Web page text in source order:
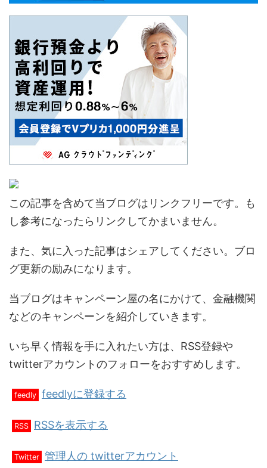
この記事を含めて当ブログはリンクフリーです。も
し参考になったらリンクしてかまいません。
また、気に入った記事はシェアしてください。ブロ
グ更新の励みになります。
当ブログはキャンペーン屋の名にかけて、金融機関
などのキャンペーンを紹介していきます。
いち早く情報を手に入れたい方は、RSS登録や
twitterアカウントのフォローをおすすめします。
feedly feedlyに登録する
RSS RSSを表示する
Twitter 管理人の twitterアカウント